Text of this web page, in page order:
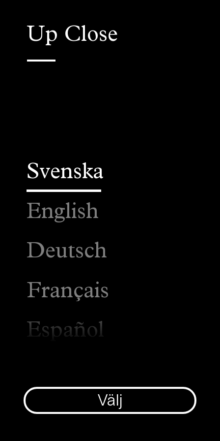
Up Close
Svenska
English
Deutsch
Français
Español
Suomi
Välj